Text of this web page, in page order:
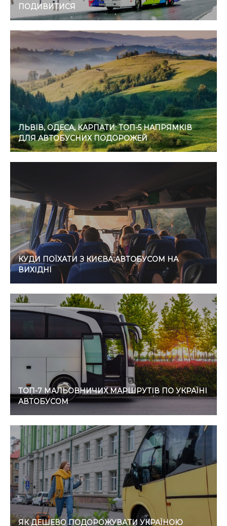
ПОДИВИТИСЯ
ЛЬВІВ, ОДЕСА, КАРПАТИ: ТОП-5 НАПРЯМКІВ
ДЛЯ АВТОБУСНИХ ПОДОРОЖЕЙ
КУДИ ПОЇХАТИ З КИЄВА АВТОБУСОМ НА
ВИХІДНІ
ТОП-7 МАЛЬОВНИЧИХ МАРШРУТІВ ПО УКРАЇНІ
АВТОБУСОМ
ЯК ДЕШЕВО ПОДОРОЖУВАТИ УКРАЇНОЮ